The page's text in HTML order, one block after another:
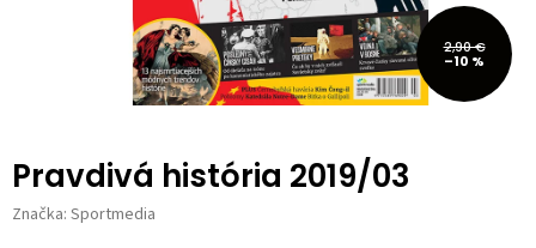
2,90 €
–10 %
Pravdivá história 2019/03
Značka: Sportmedia